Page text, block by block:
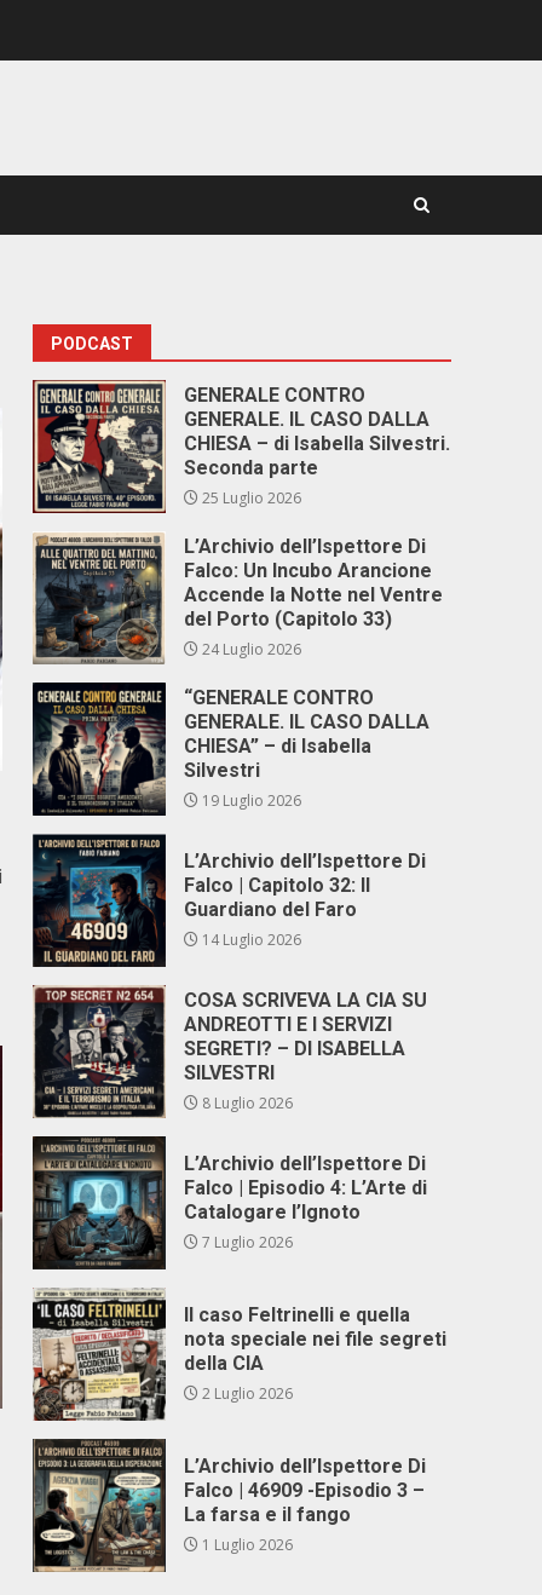
PODCAST
GENERALE CONTRO
GENERALE. IL CASO DALLA
CHIESA – di Isabella Silvestri.
Seconda parte
25 Luglio 2026
L’Archivio dell’Ispettore Di
Falco: Un Incubo Arancione
Accende la Notte nel Ventre
del Porto (Capitolo 33)
24 Luglio 2026
“GENERALE CONTRO
GENERALE. IL CASO DALLA
CHIESA” – di Isabella
Silvestri
19 Luglio 2026
L’Archivio dell’Ispettore Di
Falco | Capitolo 32: Il
Guardiano del Faro
14 Luglio 2026
COSA SCRIVEVA LA CIA SU
ANDREOTTI E I SERVIZI
SEGRETI? – DI ISABELLA
SILVESTRI
8 Luglio 2026
L’Archivio dell’Ispettore Di
Falco | Episodio 4: L’Arte di
Catalogare l’Ignoto
7 Luglio 2026
Il caso Feltrinelli e quella
nota speciale nei file segreti
della CIA
2 Luglio 2026
L’Archivio dell’Ispettore Di
Falco | 46909 -Episodio 3 –
La farsa e il fango
1 Luglio 2026